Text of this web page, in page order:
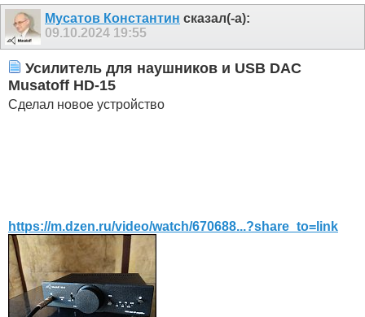
Мусатов Константин сказал(-а):
09.10.2024 19:55
Усилитель для наушников и USB DAC
Musatoff HD-15
Сделал новое устройство
https://m.dzen.ru/video/watch/670688...?share_to=link